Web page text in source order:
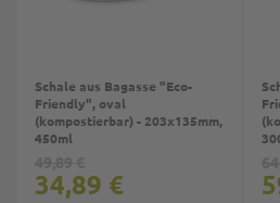
Schale aus Bagasse "Eco-
Friendly", oval
(kompostierbar) - 203x135mm,
450ml
34,89 €